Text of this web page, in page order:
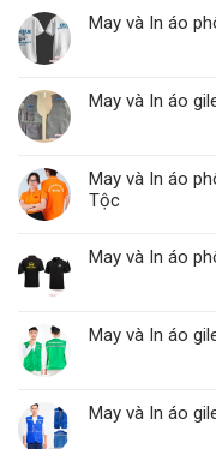
May và In áo
May và In áo
May và In áo
Tộc
May và In áo
May và In áo
May và In áo